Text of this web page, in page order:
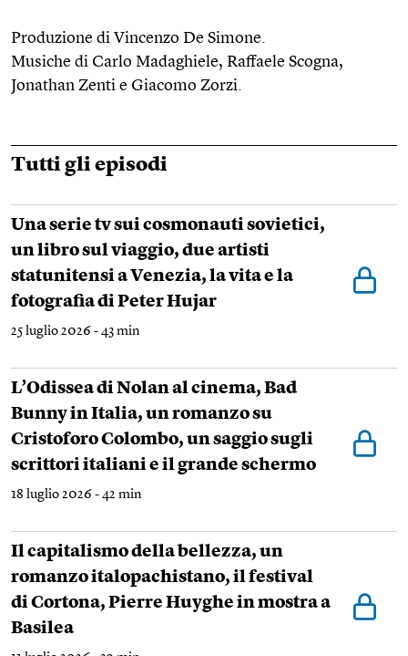
Produzione di Vincenzo De Simone.
Musiche di Carlo Madaghiele, Raffaele Scogna,
Jonathan Zenti e Giacomo Zorzi.
Tutti gli episodi
Una serie tv sui cosmonauti sovietici,
un libro sul viaggio, due artisti
statunitensi a Venezia, la vita e la
fotografia di Peter Hujar
25 luglio 2026 - 43 min
L’Odissea di Nolan al cinema, Bad
Bunny in Italia, un romanzo su
Cristoforo Colombo, un saggio sugli
scrittori italiani e il grande schermo
18 luglio 2026 - 42 min
Il capitalismo della bellezza, un
romanzo italopachistano, il festival
di Cortona, Pierre Huyghe in mostra a
Basilea